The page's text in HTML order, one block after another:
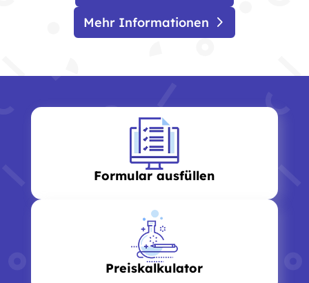
Mehr Informationen
Formular ausfüllen
Preiskalkulator